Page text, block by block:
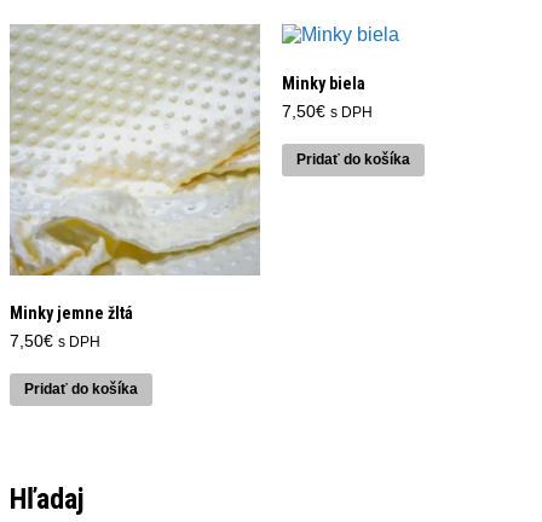
Minky jemne žltá
7,50€ s DPH
Pridať do košíka
Minky biela
7,50€ s DPH
Pridať do košíka
Hľadaj